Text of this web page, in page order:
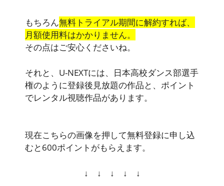
もちろん無料トライアル期間に解約すれば、
月額使用料はかかりません。
その点はご安心くださいね。
それと、U-NEXTには、日本高校ダンス部選手
権のように登録後見放題の作品と、ポイント
でレンタル視聴作品があります。
現在こちらの画像を押して無料登録に申し込
むと600ポイント がもらえます。
↓ ↓ ↓ ↓ ↓